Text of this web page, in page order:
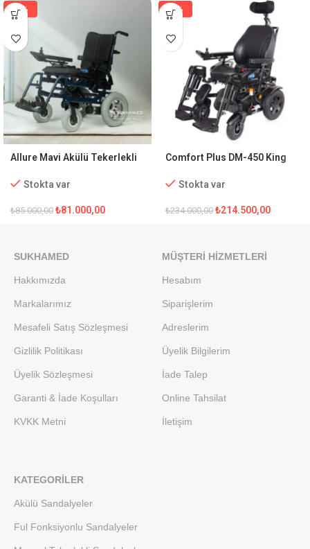
-5%
Allure Mavi Akülü Tekerlekli
Stokta var
₺85.000,00 ₺81.000,00
-8%
Comfort Plus DM-450 King
Sandalye
Stokta var
₺234.000,00 ₺214.500,00
SUKHAMED
Hakkımızda
Markalarımız
Mesafeli Satış Sözleşmesi
Gizlilik Politikası
Üyelik Sözleşmesi
Garanti & İade Koşulları
KVKK Metni
MÜŞTERI HIZMETLERI
Hesabım
Siparişlerim
Adreslerim
Üyelik Bilgilerim
İade Talep
Online Tahsilat
İletişim
KATEGORILER
Akülü Sandalyeler
Ful Fonksiyonlu Sandalyeler